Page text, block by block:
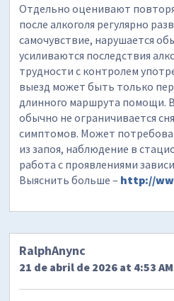
Отдельно оценивают
после алкоголя регулярно
самочувствие, нарушается
усиливаются последствия
трудности с контролем
выезд может быть только
длинного маршрута помощи. В
обычно не ограничивается
симптомов. Может
из запоя, наблюдение в
работа с проявлениями
Выяснить больше – http://
RalphAnync
21 de abril de 2026 at 4:53 AM